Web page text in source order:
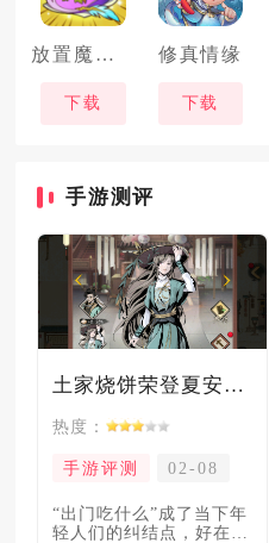
放置魔法学院
下载
修真情缘
下载
手游测评
土家烧饼荣登夏安必吃榜？烧饼西施摇身成流量网红！
热度：
手游评测 02-08
“出门吃什么”成了当下年
轻人们的纠结点，好在美